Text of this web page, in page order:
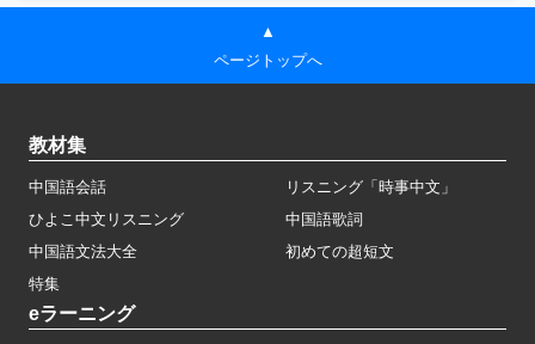
▲
ページトップへ
教材集
中国語会話
リスニング「時事中文」
ひよこ中文リスニング
中国語歌詞
中国語文法大全
初めての超短文
特集
eラーニング